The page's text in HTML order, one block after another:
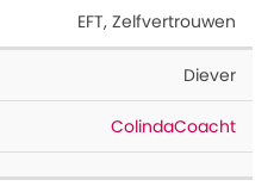
EFT, Zelfvertrouwen
Diever
ColindaCoacht